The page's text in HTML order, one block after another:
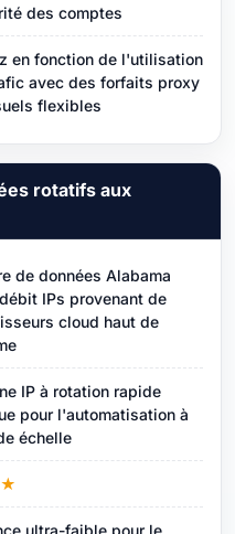
des comptes
en fonction de l'utilisation
avec des forfaits proxy
flexibles
rotatifs aux
de données Alabama
IPs provenant de
cloud haut de
IP à rotation rapide
pour l'automatisation à
échelle
ultra-faible pour le